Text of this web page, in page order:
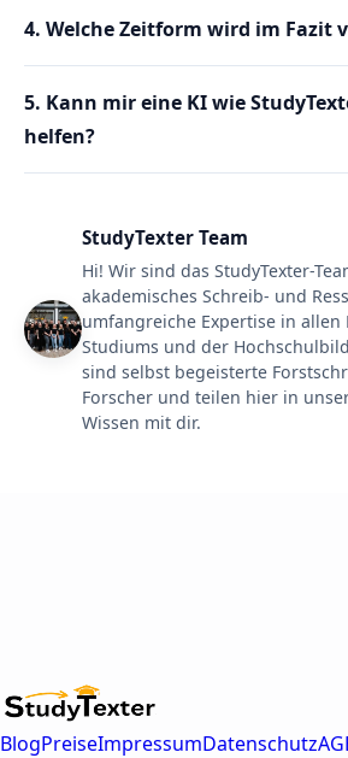
4. Welche Zeitform wird im Fazit
5. Kann mir eine KI wie
helfen?
StudyTexter Team
Hi! Wir sind das StudyTexter-
akademisches Schreib- und
umfangreiche Expertise in allen
Studiums und der
sind selbst begeisterte
Forscher und teilen hier in
Wissen mit dir.
BlogPreiseImpressumDatenschutz